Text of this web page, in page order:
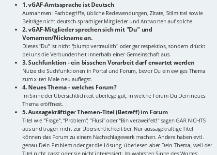
1. vGAF-Amtssprache ist Deutsch
Ausnahmen: Fachbegriffe, übliche Redewendungen, Zitate, Stilmittel sowie
Beiträge nicht deutsch-sprachiger Mitglieder und Antworten auf solche.
2. vGAF-Mitglieder sprechen sich mit "Du" und
Vornamen/Nickname an.
Dieses "Du" ist nicht "plump vertraulich" oder gar respektlos, sondern drückt
bei uns die Verbundenheit innerhalb einer Gemeinschaft aus.
3. Suchfunktion - ein bisschen Vorarbeit darf erwartet werden
Nutze die Suchfunktionen in Portal und Forum, bevor Du ein ewiges Thema
zum x-ten Male neu auflegst.
4. Neues Thema - welches Forum?
Im Sinne der Übersichtlichkeit überlege gut, in welche Forum Du Dein neues
Thema eröffnest.
5. Aussagekräftiger Themen-Titel (Betreff) im Forum
Titel wie "Frage", "Problem", "Flusi" oder "Bin verzweifelt!" sagen GAR NICHTS
aus und tragen nicht zur Übersichtlichkeit bei. Nur aussagekräftige Titel
können das Forum zu einem Nachschlagewerk machen. Andere haben evtl.
genau Dein Problem oder gar die Lösung, überlesen aber Dein Thema, weil der
Titel nicht passt oder sie nicht interessiert. Im wahrsten Sinne des Wortes: